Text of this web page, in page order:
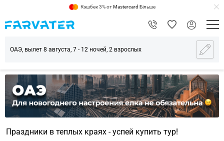
Кэшбек 3% отMastercard Більше
ОАЭ, вылет 8 августа, 7 - 12 ночей, 2 взрослых
Праздники в теплых краях - успей купить тур!